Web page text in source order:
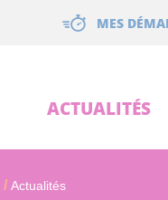
MES
ACTUALITÉS
Actualités